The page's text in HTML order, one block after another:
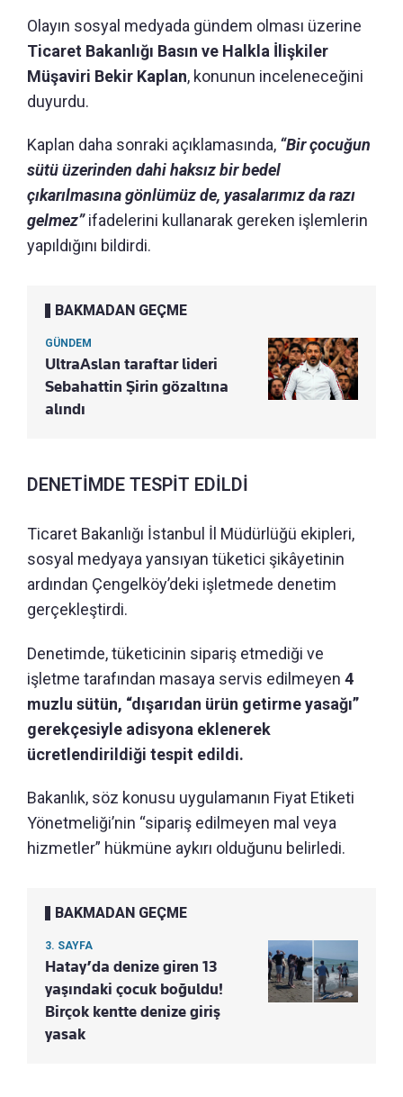
Olayın sosyal medyada gündem olması üzerine
Ticaret Bakanlığı Basın ve Halkla İlişkiler
Müşaviri Bekir Kaplan, konunun inceleneceğini
duyurdu.
Kaplan daha sonraki açıklamasında, “Bir çocuğun
sütü üzerinden dahi haksız bir bedel
çıkarılmasına gönlümüz de, yasalarımız da razı
gelmez”ifadelerini kullanarak gereken işlemlerin
yapıldığını bildirdi.
BAKMADAN GEÇME
GÜNDEM
UltraAslan taraftar lideri
Sebahattin Şirin gözaltına
alındı
DENETİMDE TESPİT EDİLDİ
Ticaret Bakanlığı İstanbul İl Müdürlüğü ekipleri,
sosyal medyaya yansıyan tüketici şikâyetinin
ardından Çengelköy’deki işletmede denetim
gerçekleştirdi.
Denetimde, tüketicinin sipariş etmediği ve
işletme tarafından masaya servis edilmeyen 4
muzlu sütün, “dışarıdan ürün getirme yasağı”
gerekçesiyle adisyona eklenerek
ücretlendirildiği tespit edildi.
Bakanlık, söz konusu uygulamanın Fiyat Etiketi
Yönetmeliği’nin “sipariş edilmeyen mal veya
hizmetler” hükmüne aykırı olduğunu belirledi.
BAKMADAN GEÇME
3. SAYFA
Hatay’da denize giren 13
yaşındaki çocuk boğuldu!
Birçok kentte denize giriş
yasak